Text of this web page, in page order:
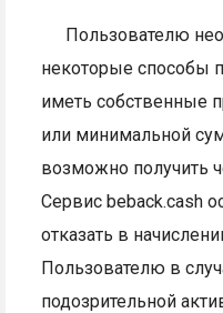
Пользователю
некоторые способы
иметь собственные
или минимальной
возможно получить
Сервис beback.cash
отказать в
Пользователю в
подозрительной